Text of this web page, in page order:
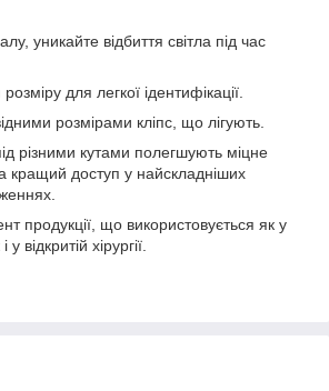
уникайте відбиття світла під час
для легкої ідентифікації.
розмірами кліпс, що лігують.
різними кутами полегшують міцне
кращий доступ у найскладніших
продукції, що використовується як у
відкритій хірургії.